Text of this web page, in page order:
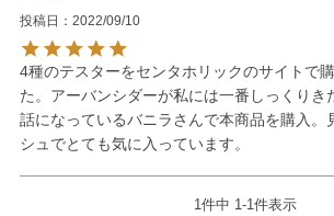
投稿日
2022/09/10
4種のテスターをセンタホリックのサイトで
た。アーバンシダーが私には一番しっくりき
話になっているバニラさんで本商品を購入。
シュでとても気に入っています。
1件中 1-1件表示